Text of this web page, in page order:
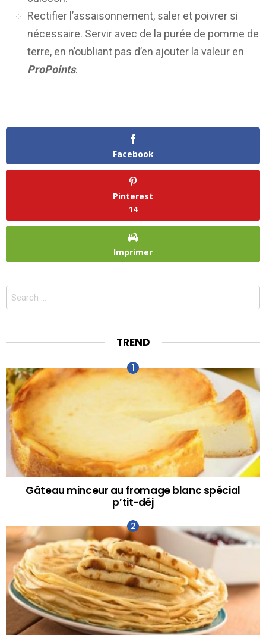
Rectifier l’assaisonnement, saler et poivrer si
nécessaire. Servir avec de la purée de pomme de
terre, en n’oubliant pas d’en ajouter la valeur en
ProPoints.
Facebook
Pinterest
14
Imprimer
Search
TREND
Gâteau minceur au fromage blanc spécial
p’tit-déj